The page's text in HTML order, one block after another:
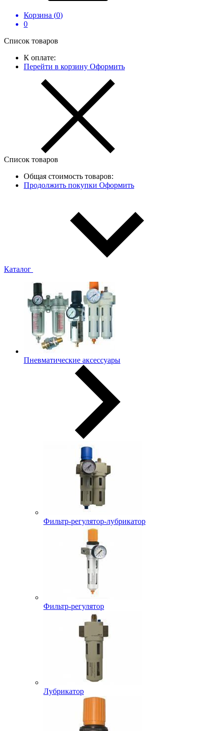
Корзина (0)
0
Список товаров
К оплате:
Перейти в корзину Оформить
Список товаров
Общая стоимость товаров:
Продолжить покупки Оформить
Каталог
Пневматические аксессуары
Фильтр-регулятор-лубрикатор
Фильтр-регулятор
Лубрикатор